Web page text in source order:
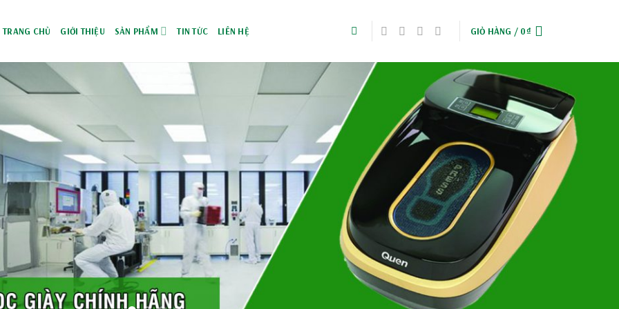
TRANG CHỦ GIỚI THIỆU SẢN PHẨM TIN TỨC LIÊN HỆ GIỎ HÀNG / 0₫